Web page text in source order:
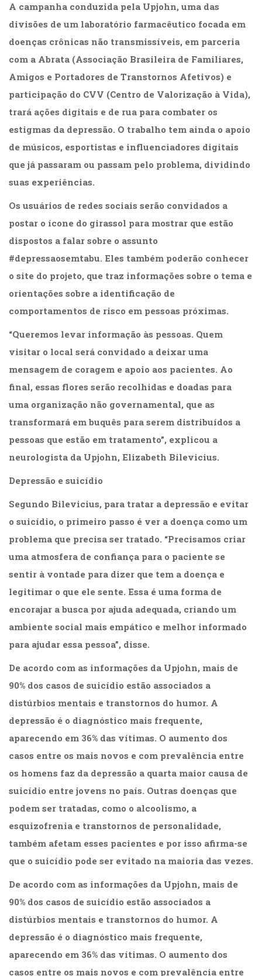
Fisioterapia
(47)
Fonoaudiologia
Gestalt-
terapia
(93)
Jornalismo
(57)
LGBTQIA+
Literatura
Erótica
(11)
Ficção,
Ensaios
Obras
de
(48)
PNL
(Programação
(41)
Psicodrama
Psicologia,
Psicoterapia
Publicidade,
Propaganda
e
(33)
Puericultura
Rádio
Relações
Públicas
e
Empresarial
(31)
Religião,
Espiritualidade,
Filosofia
(63)
(132)
Sem
(0)
Televisão
africanos
(30)
Ocupacional
(21)
Treinamento
RH
(65)
(1)
Vida
(32)
A campanha conduzida pela Upjohn, uma das
divisões de um laboratório farmacêutico focada em
doenças crônicas não transmissíveis, em parceria
com a Abrata (Associação Brasileira de Familiares,
Amigos e Portadores de Transtornos Afetivos) e
participação do CVV (Centro de Valorização à Vida),
trará ações digitais e de rua para combater os
estigmas da depressão. O trabalho tem ainda o apoio
de músicos, esportistas e influenciadores digitais
que já passaram ou passam pelo problema, dividindo
suas experiências.
Os usuários de redes sociais serão convidados a
postar o ícone do girassol para mostrar que estão
dispostos a falar sobre o assunto
#depressaosemtabu. Eles também poderão conhecer
o site do projeto, que traz informações sobre o tema e
orientações sobre a identificação de
comportamentos de risco em pessoas próximas.
“Queremos levar informação às pessoas. Quem
visitar o local será convidado a deixar uma
mensagem de coragem e apoio aos pacientes. Ao
final, essas flores serão recolhidas e doadas para
uma organização não governamental, que as
transformará em buquês para serem distribuídos a
pessoas que estão em tratamento”, explicou a
neurologista da Upjohn, Elizabeth Bilevicius.
Depressão e suicídio
Segundo Bilevicius, para tratar a depressão e evitar
o suicídio, o primeiro passo é ver a doença como um
problema que precisa ser tratado. “Precisamos criar
uma atmosfera de confiança para o paciente se
sentir à vontade para dizer que tem a doença e
legitimar o que ele sente. Essa é uma forma de
encorajar a busca por ajuda adequada, criando um
ambiente social mais empático e melhor informado
para ajudar essa pessoa”, disse.
De acordo com as informações da Upjohn, mais de
90% dos casos de suicídio estão associados a
distúrbios mentais e transtornos do humor. A
depressão é o diagnóstico mais frequente,
aparecendo em 36% das vítimas. O aumento dos
casos entre os mais novos e com prevalência entre
os homens faz da depressão a quarta maior causa de
suicídio entre jovens no país. Outras doenças que
podem ser tratadas, como o alcoolismo, a
esquizofrenia e transtornos de personalidade,
também afetam esses pacientes e por isso afirma-se
que o suicídio pode ser evitado na maioria das vezes.
De acordo com as informações da Upjohn, mais de
90% dos casos de suicídio estão associados a
distúrbios mentais e transtornos do humor. A
depressão é o diagnóstico mais frequente,
aparecendo em 36% das vítimas. O aumento dos
casos entre os mais novos e com prevalência entre